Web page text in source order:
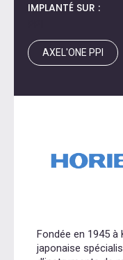
IMPLANTÉ SUR :
AXEL'ONE PPI
Fondée en 1945 à
japonaise